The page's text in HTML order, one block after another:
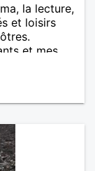
la lecture,
et loisirs
et mes
pour le
à l’écoute,
pour une
et où
Je
Au plaisir de